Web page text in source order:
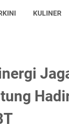
KULINER